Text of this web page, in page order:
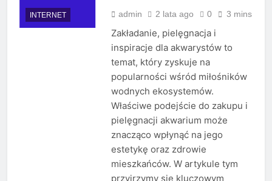
INTERNET admin 2 lata ago 0 3 mins
Zakładanie, pielęgnacja i
inspiracje dla akwarystów to
temat, który zyskuje na
popularności wśród miłośników
wodnych ekosystemów.
Właściwe podejście do zakupu i
pielęgnacji akwarium może
znacząco wpłynąć na jego
estetykę oraz zdrowie
mieszkańców. W artykule tym
przyjrzymy się kluczowym